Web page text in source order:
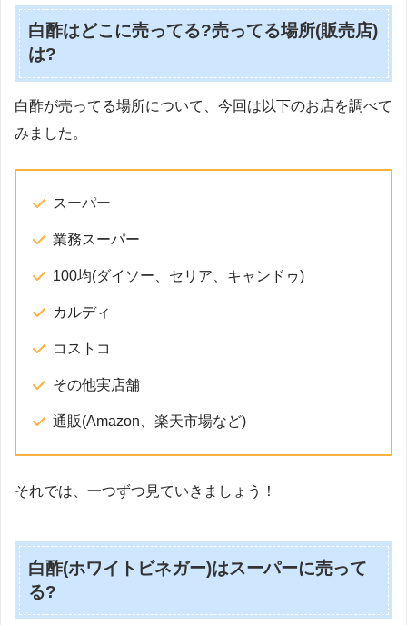
白酢はどこに売ってる?売ってる場所(販売店)
は?
白酢が売ってる場所について、今回は以下のお店を調べて
みました。
スーパー
業務スーパー
100均(ダイソー、セリア、キャンドゥ)
カルディ
コストコ
その他実店舗
通販(Amazon、楽天市場など)
それでは、一つずつ見ていきましょう！
白酢(ホワイトビネガー)はスーパーに売って
る?